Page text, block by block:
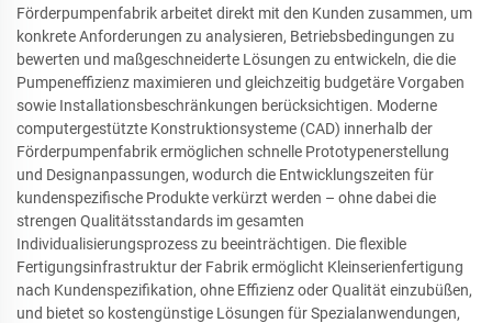
Förderpumpenfabrik arbeitet direkt mit den Kunden zusammen, um
konkrete Anforderungen zu analysieren, Betriebsbedingungen zu
bewerten und maßgeschneiderte Lösungen zu entwickeln, die die
Pumpeneffizienz maximieren und gleichzeitig budgetäre Vorgaben
sowie Installationsbeschränkungen berücksichtigen. Moderne
computergestützte Konstruktionsysteme (CAD) innerhalb der
Förderpumpenfabrik ermöglichen schnelle Prototypenerstellung
und Designanpassungen, wodurch die Entwicklungszeiten für
kundenspezifische Produkte verkürzt werden – ohne dabei die
strengen Qualitätsstandards im gesamten
Individualisierungsprozess zu beeinträchtigen. Die flexible
Fertigungsinfrastruktur der Fabrik ermöglicht Kleinserienfertigung
nach Kundenspezifikation, ohne Effizienz oder Qualität einzubüßen,
und bietet so kostengünstige Lösungen für Spezialanwendungen,